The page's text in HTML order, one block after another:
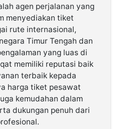
agen perjalanan yang
menyediakan tiket
rute internasional,
Timur Tengah dan
yang luas di
memiliki reputasi baik
terbaik kepada
harga tiket pesawat
kemudahan dalam
dukungan penuh dari